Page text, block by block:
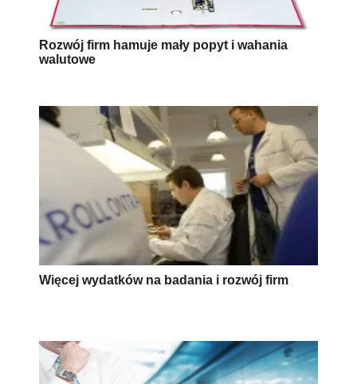
Rozwój firm hamuje mały popyt i wahania
walutowe
Więcej wydatków na badania i rozwój firm